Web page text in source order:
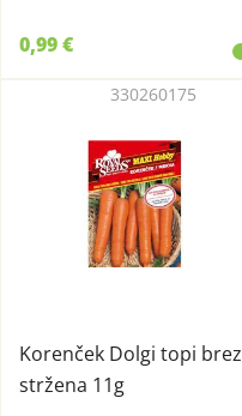
0,99 €
Korenček Dolgi topi brez
stržena 11g
330260175